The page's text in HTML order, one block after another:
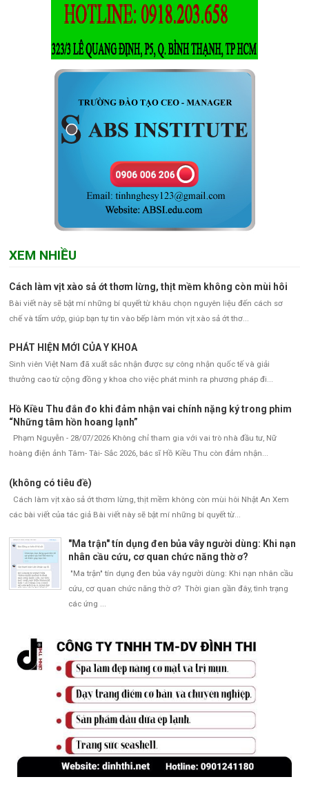
XEM NHIỀU
Cách làm vịt xào sả ớt thơm lừng, thịt mềm không còn mùi hôi
Bài viết này sẽ bật mí những bí quyết từ khâu chọn nguyên liệu đến cách sơ
chế và tẩm ướp, giúp bạn tự tin vào bếp làm món vịt xào sả ớt thơ...
PHÁT HIỆN MỚI CỦA Y KHOA
Sinh viên Việt Nam đã xuất sắc nhận được sự công nhận quốc tế và giải
thưởng cao từ cộng đồng y khoa cho việc phát minh ra phương pháp đi...
Hồ Kiều Thu đắn đo khi đảm nhận vai chính nặng ký trong phim
“Những tâm hồn hoang lạnh”
Phạm Nguyễn - 28/07/2026 Không chỉ tham gia với vai trò nhà đầu tư, Nữ
hoàng điện ảnh Tâm- Tài- Sắc 2026, bác sĩ Hồ Kiều Thu còn đảm nhận...
(không có tiêu đề)
Cách làm vịt xào sả ớt thơm lừng, thịt mềm không còn mùi hôi Nhật An Xem
các bài viết của tác giả Bài viết này sẽ bật mí những bí quyết từ...
"Ma trận" tín dụng đen bủa vây người dùng: Khi nạn
nhân cầu cứu, cơ quan chức năng thờ ơ?
"Ma trận" tín dụng đen bủa vây người dùng: Khi nạn nhân cầu
cứu, cơ quan chức năng thờ ơ? Thời gian gần đây, tình trạng
các ứng ...